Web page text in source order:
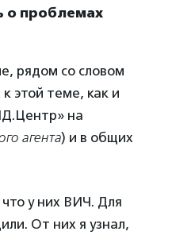
о проблемах
рядом со словом
этой теме, как и
на
агента) и в общих
у них ВИЧ. Для
От них я узнал,